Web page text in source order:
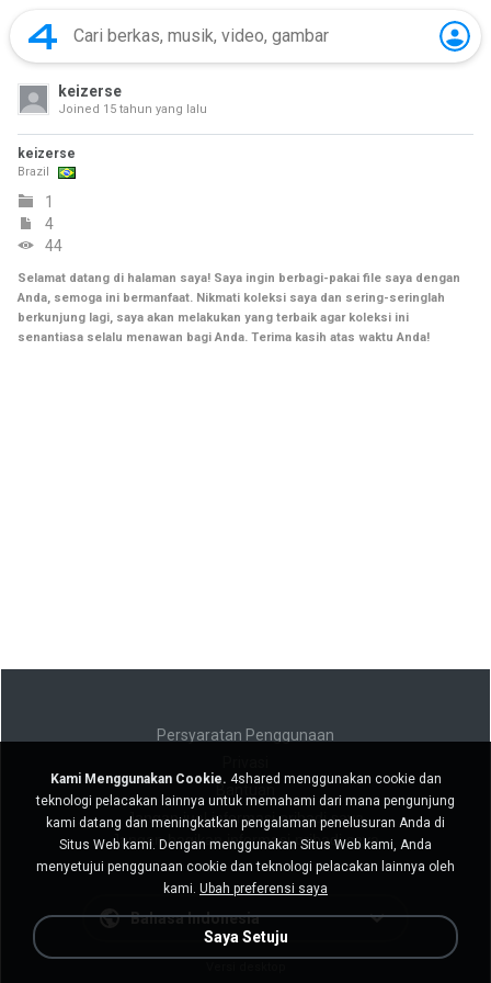
keizerse
Joined 15 tahun yang lalu
keizerse
Brazil
1
4
44
Selamat datang di halaman saya! Saya ingin berbagi-pakai file saya dengan
Anda, semoga ini bermanfaat. Nikmati koleksi saya dan sering-seringlah
berkunjung lagi, saya akan melakukan yang terbaik agar koleksi ini
senantiasa selalu menawan bagi Anda. Terima kasih atas waktu Anda!
Persyaratan Penggunaan
Jangan jual informasi pribadi saya
Jangan bagikan informasi pribadi saya
Bahasa Indonesia
Kami Menggunakan Cookie. 4shared menggunakan cookie dan
teknologi pelacakan lainnya untuk memahami dari mana pengunjung
kami datang dan meningkatkan pengalaman penelusuran Anda di
Situs Web kami. Dengan menggunakan Situs Web kami, Anda
menyetujui penggunaan cookie dan teknologi pelacakan lainnya oleh
kami. Ubah preferensi saya
Saya Setuju